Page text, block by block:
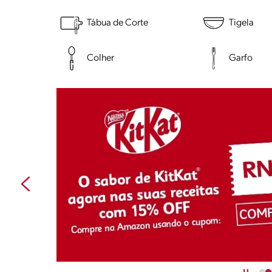
Tábua de Corte Tigela
Colher Garfo